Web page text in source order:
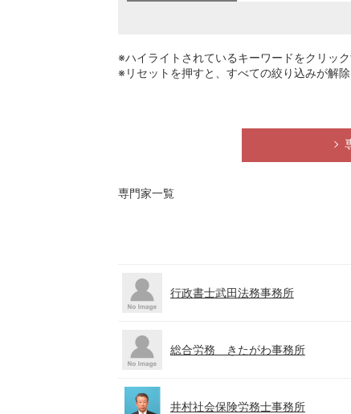
※ハイライトされているキーワードをクリッ
※リセットを押すと、すべての絞り込みが解除
専門家一覧
行政書士武田法務事務所
総合労務 きたがわ事務所
井村社会保険労務士事務所